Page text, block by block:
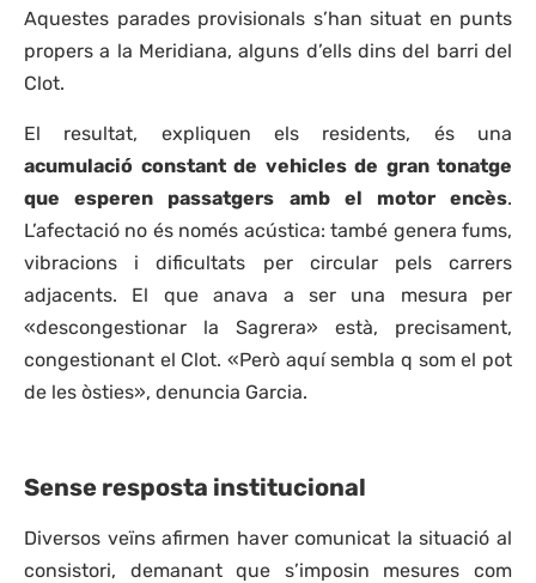
Aquestes parades provisionals s’han situat en punts
propers a la Meridiana, alguns d’ells dins del barri del
Clot.
El resultat, expliquen els residents, és una
acumulació constant de vehicles de gran tonatge
que esperen passatgers amb el motor encès.
L’afectació no és només acústica: també genera fums,
vibracions i dificultats per circular pels carrers
adjacents. El que anava a ser una mesura per
«descongestionar la Sagrera» està, precisament,
congestionant el Clot. «Però aquí sembla q som el pot
de les òsties», denuncia Garcia.
Sense resposta institucional
Diversos veïns afirmen haver comunicat la situació al
consistori, demanant que s’imposin mesures com